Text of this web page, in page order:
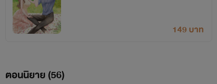
149 บาท
ตอนนิยาย (56)